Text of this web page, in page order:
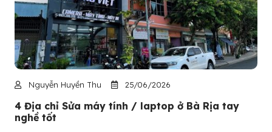
Nguyễn Huyền Thu 25/06/2026
4 Địa chỉ Sửa máy tính / laptop ở Bà Rịa tay
nghề tốt